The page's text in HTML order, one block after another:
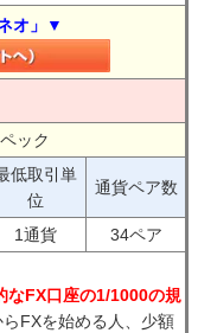
オ」▼
ック
低取引単
位
通貨ペア数
1通貨
34ペア
なFX口座の1/1000の規
FXを始める人、少額